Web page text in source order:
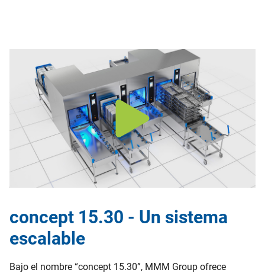
concept 15.30 - Un sistema
escalable
Bajo el nombre “concept 15.30”, MMM Group ofrece